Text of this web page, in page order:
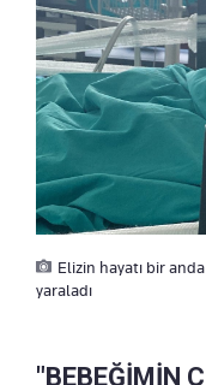
Elizin hayatı bir
yaraladı
"BEBEĞİMİN